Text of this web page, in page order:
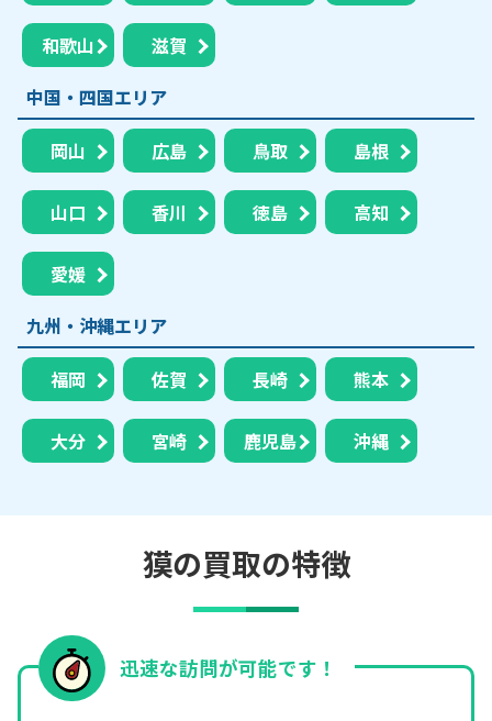
和歌山
滋賀
中国・四国エリア
岡山 広島 鳥取 島根
山口 香川 徳島 高知
愛媛
九州・沖縄エリア
福岡 佐賀 長崎 熊本
大分 宮崎 鹿児島 沖縄
獏の買取の特徴
迅速な訪問が可能です！